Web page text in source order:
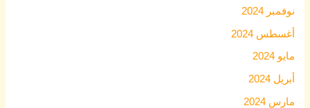
نوفمبر 2024
أغسطس 2024
مايو 2024
أبريل 2024
مارس 2024